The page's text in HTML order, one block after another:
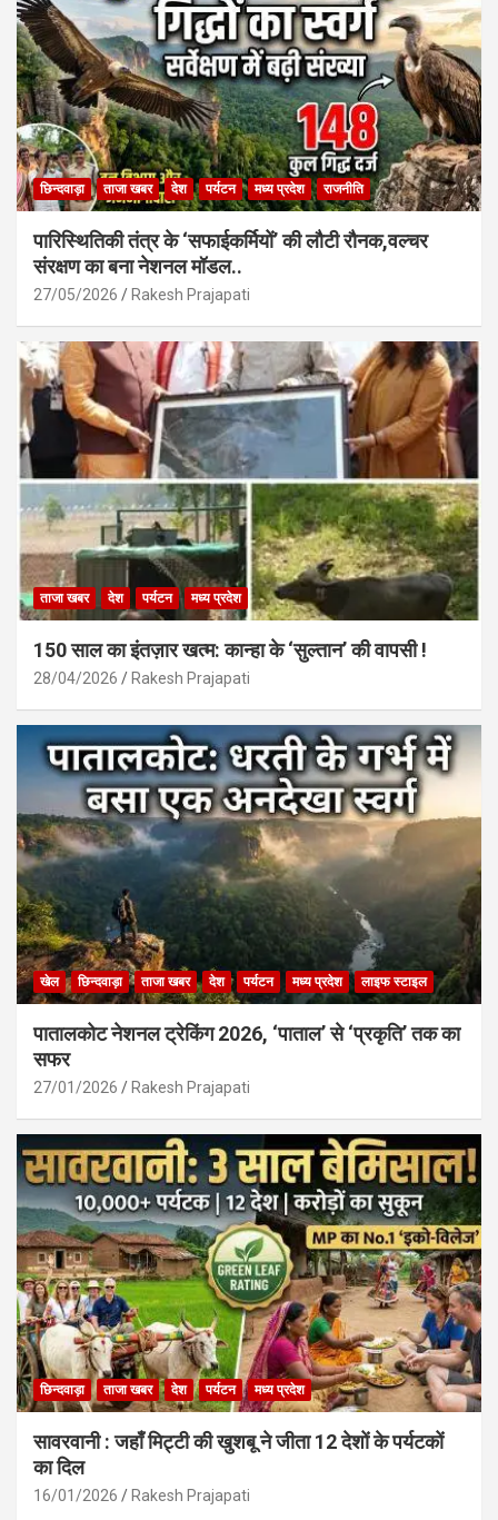
k
p
छिन्दवाड़ा ताजा खबर देश पर्यटन मध्य प्रदेश राजनीति
पारिस्थितिकी तंत्र के ‘सफाईकर्मियों’ की लौटी रौनक,वल्चर
संरक्षण का बना नेशनल मॉडल..
27/05/2026 Rakesh Prajapati
ताजा खबर देश पर्यटन मध्य प्रदेश
150 साल का इंतज़ार खत्म: कान्हा के ‘सुल्तान’ की वापसी !
28/04/2026 Rakesh Prajapati
खेल छिन्दवाड़ा ताजा खबर देश पर्यटन मध्य प्रदेश लाइफ स्टाइल
पातालकोट नेशनल ट्रेकिंग 2026, ‘पाताल’ से ‘प्रकृति’ तक का
सफर
27/01/2026 Rakesh Prajapati
छिन्दवाड़ा ताजा खबर देश पर्यटन मध्य प्रदेश
सावरवानी : जहाँ मिट्टी की खुशबू ने जीता 12 देशों के पर्यटकों
का दिल
16/01/2026 Rakesh Prajapati